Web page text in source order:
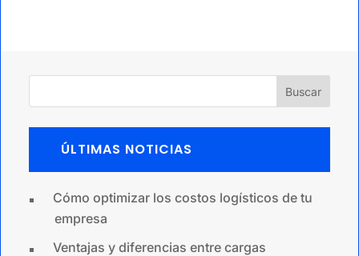
Buscar
ÚLTIMAS NOTICIAS
Cómo optimizar los costos logísticos de tu
empresa
Ventajas y diferencias entre cargas